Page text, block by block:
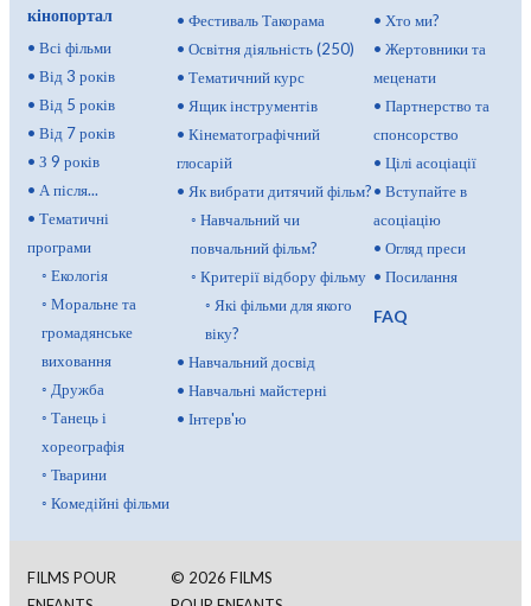
кінопортал
• Всі фільми
• Від 3 років
• Від 5 років
• Від 7 років
• З 9 років
• А після...
• Тематичні
програми
◦ Екологія
◦ Моральне та
громадянське
виховання
◦ Дружба
◦ Танець і
хореографія
◦ Тварини
◦ Комедійні фільми
• Фестиваль Такорама
• Освітня діяльність (250)
• Тематичний курс
• Ящик інструментів
• Кінематографічний
глосарій
• Як вибрати дитячий фільм?
◦ Навчальний чи
повчальний фільм?
◦ Критерії відбору фільму
◦ Які фільми для якого
віку?
• Навчальний досвід
• Навчальні майстерні
• Інтерв'ю
• Хто ми?
•Жертовники та
меценати
•Партнерство та
спонсорство
•Цілі асоціації
•Вступайте в
асоціацію
•Огляд преси
•Посилання
FAQ
FILMS POUR
© 2026 FILMS